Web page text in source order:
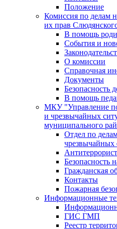
Положение
Комиссия по делам
их прав
В помощь
События и
О комиссии
Справочная
Документы
Безопасность
В помощь
МКУ "Управление
и чрезвычайных
муниципального
Отдел по
чрезвычайных
Безопасность
Гражданская
Контакты
Пожарная
Информационные
ГИС ГМП
Реестр